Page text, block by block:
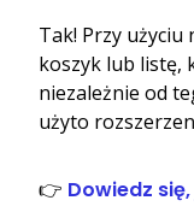
Tak! Przy użyciu
koszyk lub
niezależnie od
użyto
👉 Dowiedz